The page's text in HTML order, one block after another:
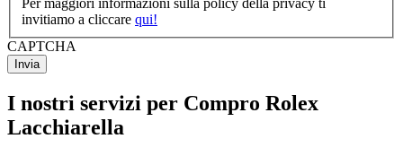
invitiamo a cliccare qui!
CAPTCHA
I nostri servizi per Compro Rolex
Lacchiarella